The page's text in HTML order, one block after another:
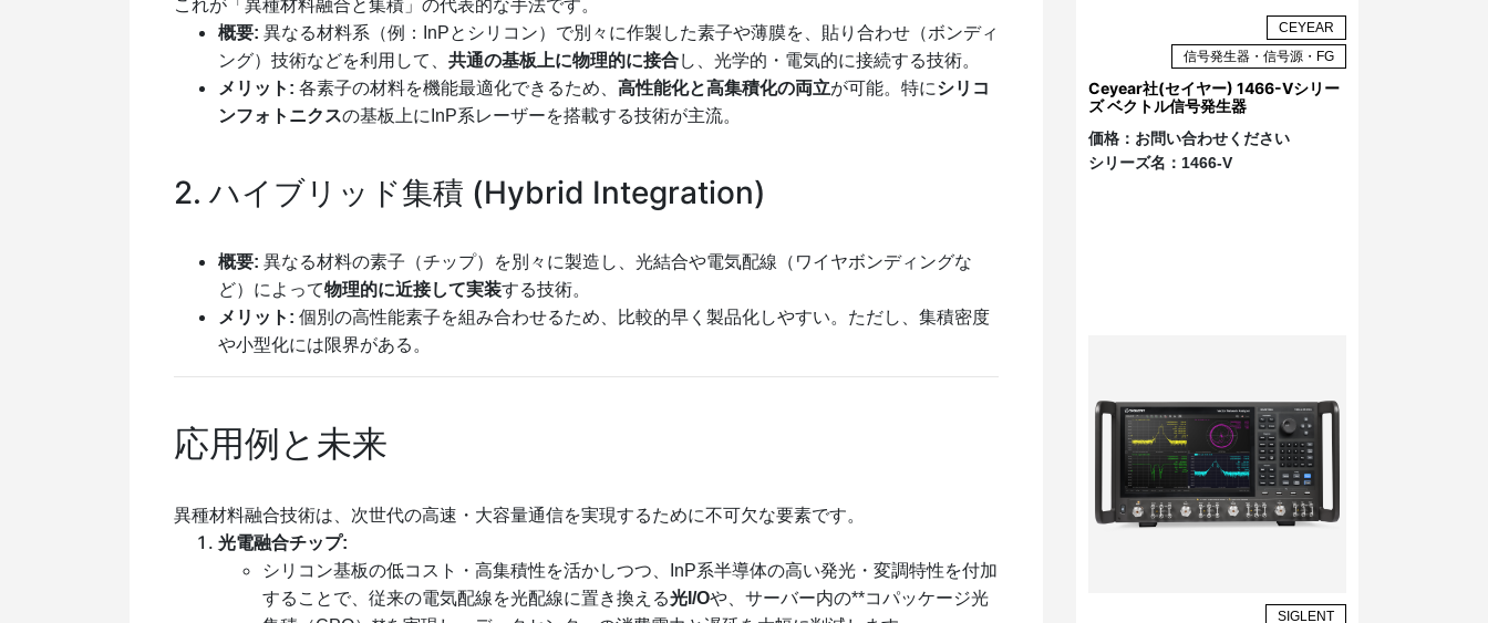
これが「異種材料融合と集積」の代表的な手法です。
概要: 異なる材料系（例：InPとシリコン）で別々に作製した素子や薄膜を、貼り合わせ（ボンディ
ング）技術などを利用して、 共通の基板上に物理的に接合し、光学的・電気的に接続する技術。
メリット: 各素子の材料を機能最適化できるため、 高性能化と高集積化の両立が可能。特にシリコ
ンフォトニクスの基板上にInP系レーザーを搭載する技術が主流。
2. ハイブリッド集積 (Hybrid Integration)
概要: 異なる材料の素子（チップ）を別々に製造し、光結合や電気配線（ワイヤボンディングな
ど）によって物理的に近接して実装する技術。
メリット: 個別の高性能素子を組み合わせるため、比較的早く製品化しやすい。ただし、集積密度
や小型化には限界がある。
応用例と未来
異種材料融合技術は、次世代の高速・大容量通信を実現するために不可欠な要素です。
光電融合チップ:
シリコン基板の低コスト・高集積性を活かしつつ、InP系半導体の高い発光・変調特性を付加
することで、従来の電気配線を光配線に置き換える光I/Oや、サーバー内の**コパッケージ光
CEYEAR
信号発生器・信号源・FG
Ceyear社(セイヤー) 1466-Vシリー
ズ ベクトル信号発生器
価格： お問い合わせください
シリーズ名： 1466-V
SIGLENT